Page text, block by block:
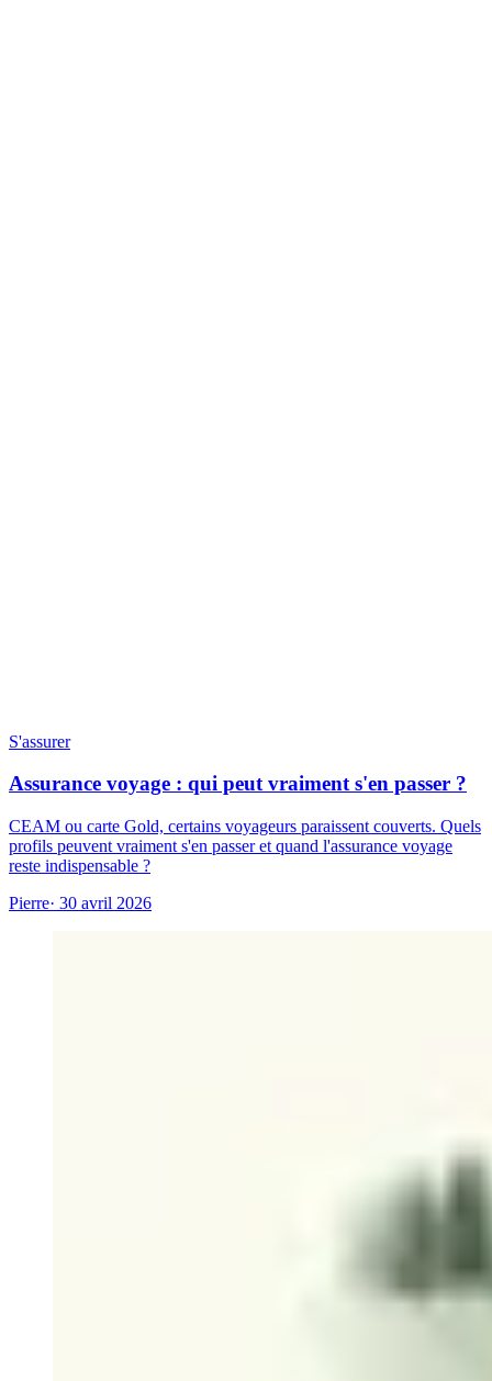
S'assurer
Assurance voyage : qui peut vraiment s'en passer ?
CEAM ou carte Gold, certains voyageurs paraissent couverts. Quels
profils peuvent vraiment s'en passer et quand l'assurance voyage
reste indispensable ?
Pierre· 30 avril 2026